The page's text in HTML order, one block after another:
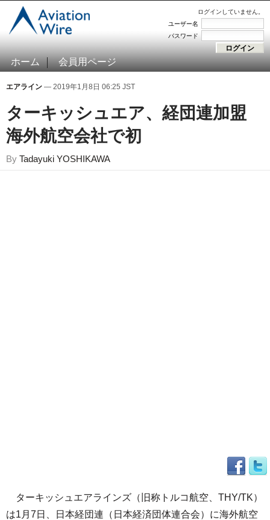
ログインしていません。
ユーザー名
パスワード
ホーム 会員用ページ
エアライン — 2019年1月8日 06:25 JST
ターキッシュエア、経団連加盟
海外航空会社で初
By Tadayuki YOSHIKAWA
ターキッシュエアラインズ（旧称トルコ航空、THY/TK）
は1月7日、日本経団連（日本経済団体連合会）に海外航空